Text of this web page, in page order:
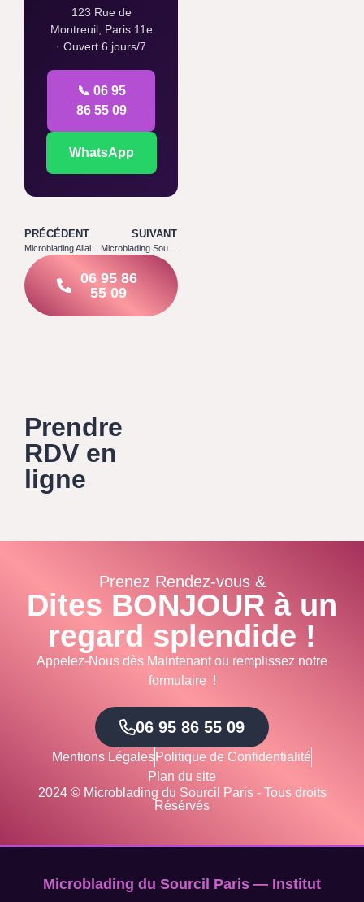
123 Rue de
Montreuil, Paris 11e
· Ouvert 6 jours/7
📞 06 95
86 55 09
WhatsApp
PRÉCÉDENT SUIVANT
06 95 86
55 09
Prendre
RDV en
ligne
Prenez Rendez-vous &
Dites BONJOUR à un
regard splendide !
Appelez-Nous dès Maintenant ou remplissez notre
formulaire !
06 95 86 55 09
Mentions LégalesPolitique de Confidentialité
Plan du site
2024 © Microblading du Sourcil Paris - Tous droits
Résérvés
Microblading du Sourcil Paris — Institut